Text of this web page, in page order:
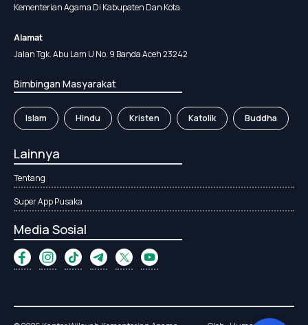
Kementerian Agama Di Kabupaten Dan Kota.
Alamat
Jalan Tgk. Abu Lam U No. 9 Banda Aceh 23242
Bimbingan Masyarakat
Islam Hindu Kristen Katolik Buddha
Lainnya
Tentang
Super App Pusaka
Media Sosial